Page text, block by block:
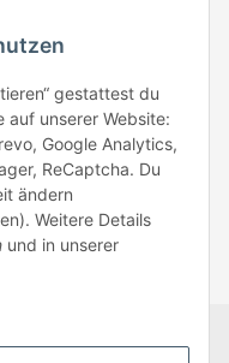
gestattest du
auf unserer Website:
Google Analytics,
ReCaptcha. Du
ändern
Weitere Details
und in unserer